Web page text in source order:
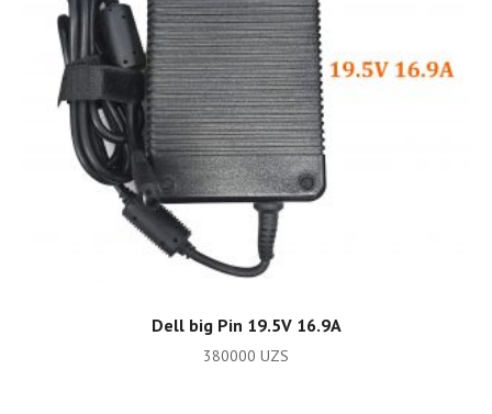
ADD TO CART
Dell big Pin 19.5V 16.9A
380000 UZS